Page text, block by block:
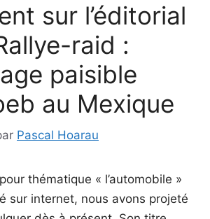
sur l’éditorial
raid :
paisible
au Mexique
Pascal Hoarau
thématique « l’automobile »
sur internet, nous avons projeté